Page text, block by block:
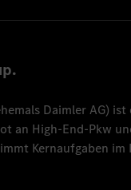
Daimler AG) ist
an High-End-Pkw
Kernaufgaben